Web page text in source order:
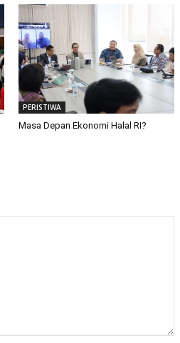
PERISTIWA
Masa Depan Ekonomi Halal RI?